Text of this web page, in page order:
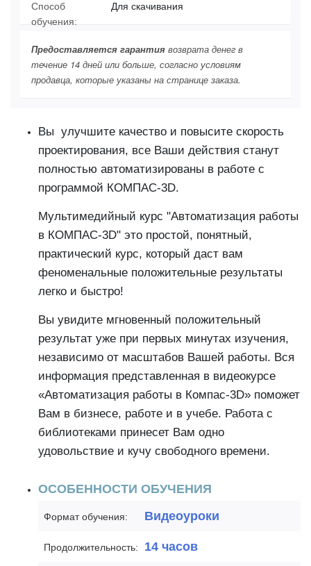
Способ
обучения:
Для скачивания
Предоставляется гарантия возврата денег в
течение 14 дней или больше, согласно условиям
продавца, которые указаны на странице заказа.
Вы улучшите качество и повысите скорость
проектирования, все Ваши действия станут
полностью автоматизированы в работе с
программой КОМПАС-3D.
Мультимедийный курс "Автоматизация работы
в КОМПАС-3D" это простой, понятный,
практический курс, который даст вам
феноменальные положительные результаты
легко и быстро!
Вы увидите мгновенный положительный
результат уже при первых минутах изучения,
независимо от масштабов Вашей работы. Вся
информация представленная в видеокурсе
«Автоматизация работы в Компас-3D» поможет
Вам в бизнесе, работе и в учебе. Работа с
библиотеками принесет Вам одно
удовольствие и кучу свободного времени.
ОСОБЕННОСТИ ОБУЧЕНИЯ
Формат обучения: Видеоуроки
Продолжительность: 14 часов